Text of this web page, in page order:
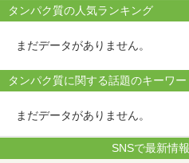
タンパク質の人気ランキング
まだデータがありません。
タンパク質に関する話題のキーワー
まだデータがありません。
SNSで最新情